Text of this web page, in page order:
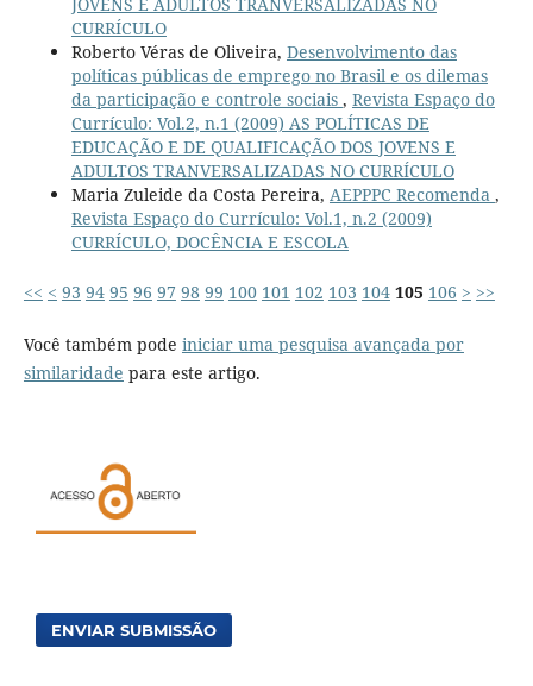
JOVENS E ADULTOS TRANVERSALIZADAS NO
CURRÍCULO
Roberto Véras de Oliveira, Desenvolvimento das
políticas públicas de emprego no Brasil e os dilemas
da participação e controle sociais , Revista Espaço do
Currículo: Vol.2, n.1 (2009) AS POLÍTICAS DE
EDUCAÇÃO E DE QUALIFICAÇÃO DOS JOVENS E
ADULTOS TRANVERSALIZADAS NO CURRÍCULO
Maria Zuleide da Costa Pereira, AEPPPC Recomenda ,
Revista Espaço do Currículo: Vol.1, n.2 (2009)
CURRÍCULO, DOCÊNCIA E ESCOLA
<< < 93 94 95 96 97 98 99 100 101 102 103 104 105 106 > >>
Você também pode iniciar uma pesquisa avançada por
similaridade para este artigo.
ENVIAR SUBMISSÃO